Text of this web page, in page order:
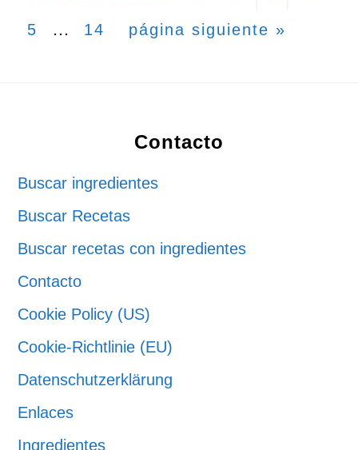
Página
5
Páginas
… Página
14
Ir
página siguiente »
Contacto
Buscar ingredientes
Buscar Recetas
Buscar recetas con ingredientes
Contacto
Cookie Policy (US)
Cookie-Richtlinie (EU)
Datenschutzerklärung
Enlaces
Ingredientes